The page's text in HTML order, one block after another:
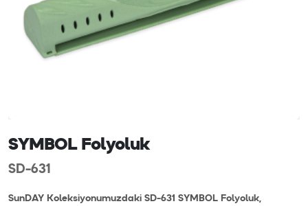
SYMBOL Folyoluk
SD-631
SunDAY Koleksiyonumuzdaki SD-631 SYMBOL Folyoluk,